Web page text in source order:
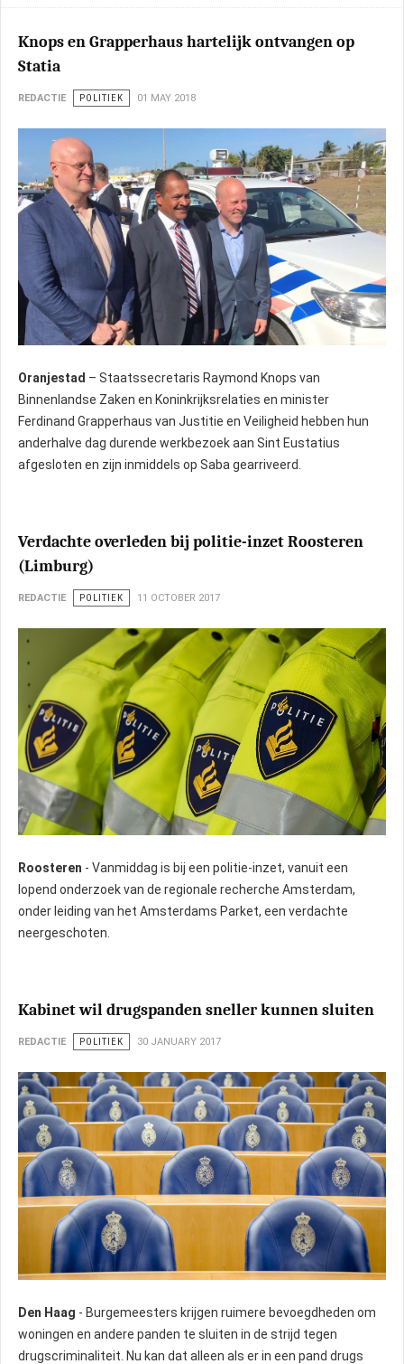
Knops en Grapperhaus hartelijk ontvangen op
Statia
REDACTIE POLITIEK 01 MAY 2018
Oranjestad – Staatssecretaris Raymond Knops van
Binnenlandse Zaken en Koninkrijksrelaties en minister
Ferdinand Grapperhaus van Justitie en Veiligheid hebben hun
anderhalve dag durende werkbezoek aan Sint Eustatius
afgesloten en zijn inmiddels op Saba gearriveerd.
Verdachte overleden bij politie-inzet Roosteren
(Limburg)
REDACTIE POLITIEK 11 OCTOBER 2017
Roosteren - Vanmiddag is bij een politie-inzet, vanuit een
lopend onderzoek van de regionale recherche Amsterdam,
onder leiding van het Amsterdams Parket, een verdachte
neergeschoten.
Kabinet wil drugspanden sneller kunnen sluiten
REDACTIE POLITIEK 30 JANUARY 2017
Den Haag - Burgemeesters krijgen ruimere bevoegdheden om
woningen en andere panden te sluiten in de strijd tegen
drugscriminaliteit. Nu kan dat alleen als er in een pand drugs